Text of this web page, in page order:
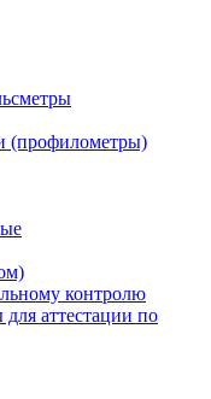
(профилометры)
контролю
аттестации по